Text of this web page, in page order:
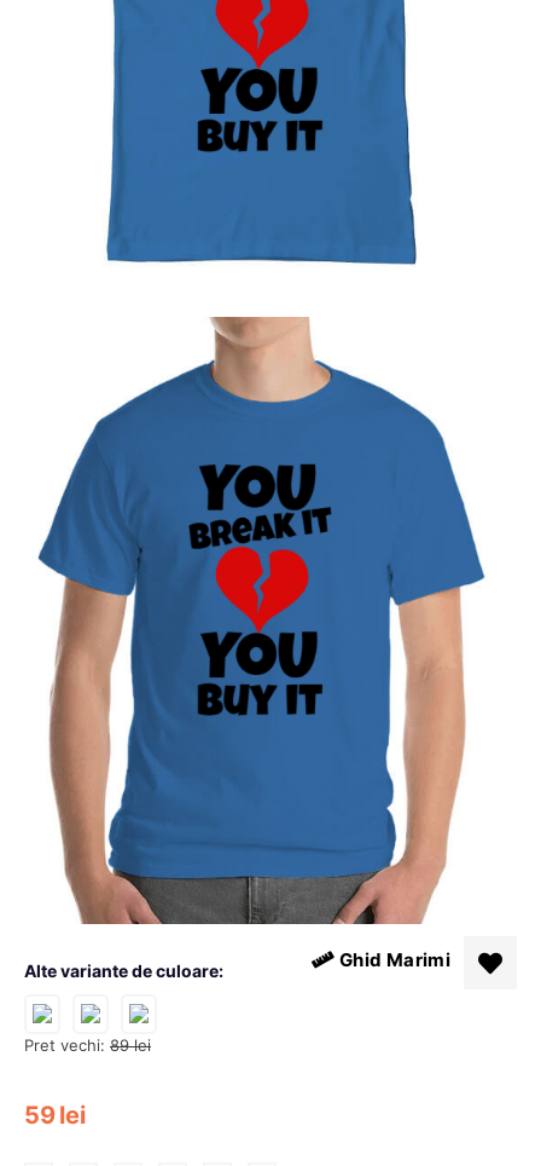
Pret vechi: 89 lei
59lei
Alte variante de culoare: Ghid Marimi